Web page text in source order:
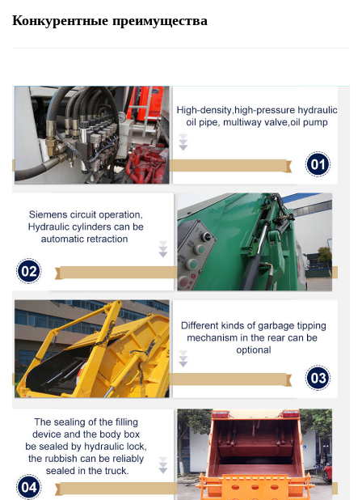
Конкурентные преимущества